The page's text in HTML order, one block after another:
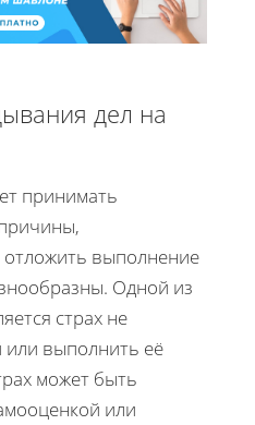
дел на
принимать
выполнение
Одной из
страх не
или выполнить её
может быть
или